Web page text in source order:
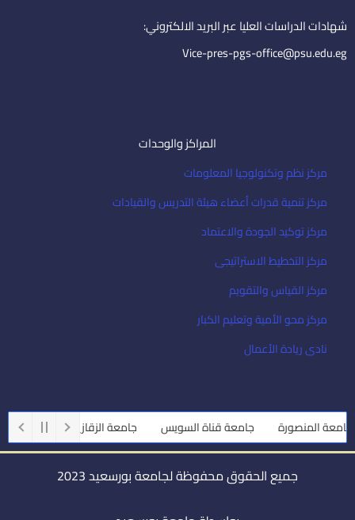
i
l
شهادات الدراسات العليا عبر البريد الالكتروني:
Vice-pres-pgs-office@psu.edu.eg
المراكز والوحدات
مركز نظم وتكنولوجيا المعلومات
مركز تنمية قدرات أعضاء هيئة التدريس والقيادات
مركز توكيد الجودة والاعتماد
مركز التخطيط الاستراتيجى
مركز القياس والتقويم
مركز محو الأمية وتعليم الكبار
نادى ريادة الأعمال
المنصورة جامعة قناة السويس جامعة الزقازيق جامعة
جميع الحقوق محفوظة لجامعة بورسعيد 2023